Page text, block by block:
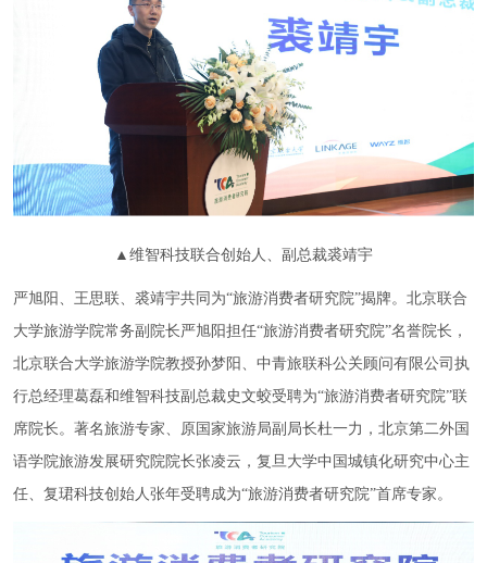
▲维智科技联合创始人、副总裁裘靖宇
严旭阳、王思联、裘靖宇共同为“旅游消费者研究院”揭牌。北京联合
大学旅游学院常务副院长严旭阳担任“旅游消费者研究院”名誉院长，
北京联合大学旅游学院教授孙梦阳、中青旅联科公关顾问有限公司执
行总经理葛磊和维智科技副总裁史文蛟受聘为“旅游消费者研究院”联
席院长。著名旅游专家、原国家旅游局副局长杜一力，北京第二外国
语学院旅游发展研究院院长张凌云，复旦大学中国城镇化研究中心主
任、复珺科技创始人张年受聘成为“旅游消费者研究院”首席专家。